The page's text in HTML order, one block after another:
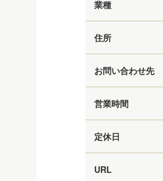
業種
住所
お問い合わせ先
営業時間
定休日
URL